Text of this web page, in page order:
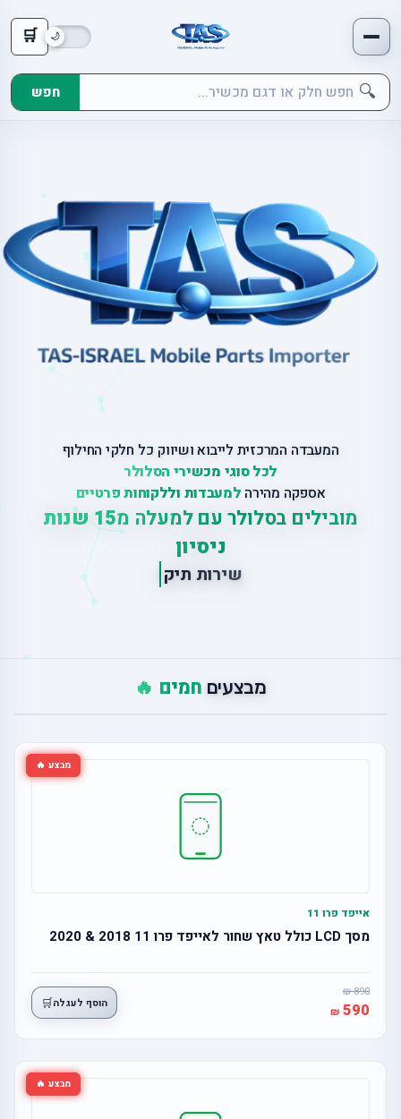
🛒
🔍 חפש
המעבדה המרכזית לייבוא ושיווק כל חלקי החילוף
לכל סוגי מכשירי הסלולר
אספקה מהירה למעבדות וללקוחות פרטיים
מובילים בסלולר עם למעלה מ
15 שנות
ניסיון
תתיקו ניםב
מבצעים חמים 🔥
מבצע 🔥
אייפד פרו 11
מסך LCD כולל טאץ שחור לאייפד פרו 11 2018 & 2020
890
590 הוסף לעגלה🛒
מבצע 🔥